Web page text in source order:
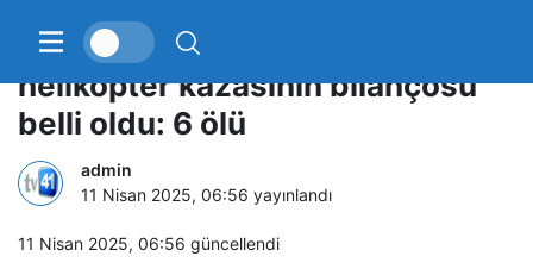
ABD’de meydana gelen
helikopter kazasının bilançosu
belli oldu: 6 ölü
admin
11 Nisan 2025, 06:56 yayınlandı
11 Nisan 2025, 06:56 güncellendi